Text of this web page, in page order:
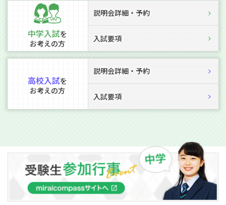
中学入試を
お考えの方
説明会詳細・予約
入試要項
高校入試を
お考えの方
説明会詳細・予約
入試要項